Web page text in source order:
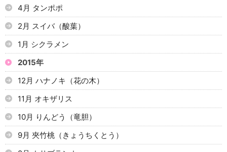
4月 タンポポ
2月 スイバ（酸葉）
1月 シクラメン
2015年
12月 ハナノキ（花の木）
11月 オキザリス
10月 りんどう（竜胆）
9月 夾竹桃（きょうちくとう）